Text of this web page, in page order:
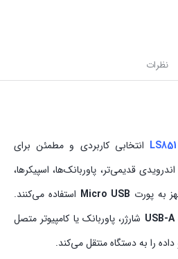
نظرات
انتخابی کاربردی و مطمئن برای
قدیمی‌تر، پاوربانک‌ها، اسپیکرها،
به پورت Micro USB استفاده می‌کنند.
USB-A شارژر، پاوربانک یا کامپیوتر متصل
را به دستگاه منتقل می‌کند.